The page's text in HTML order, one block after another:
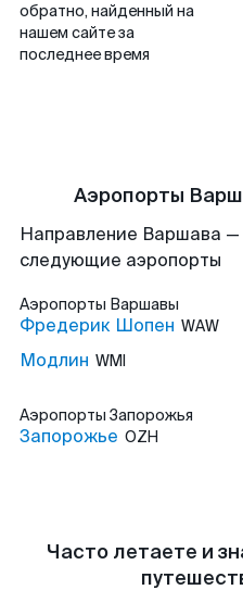
обратно, найденный на
нашем сайте за
последнее время
Аэропорты
Направление Варшава
следующие аэропорты
Аэропорты Варшавы
Фредерик Шопен WAW
Модлин WMI
Аэропорты Запорожья
Запорожье OZH
Часто летаете и